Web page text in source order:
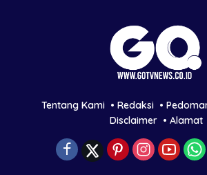
Tentang Kami Redaksi
Disclaimer
Alamat